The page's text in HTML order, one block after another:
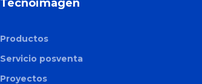
Tecnoimagen
Productos
Servicio posventa
Proyectos